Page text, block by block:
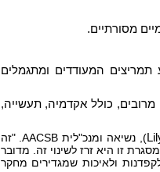
מסורתיים.
המעודדים ומתגמלים
כולל אקדמיה, תעשייה,
), נשיאה ומנכ"לית AACSB. "זה
זו היא זרז לשינוי זה. מדובר
ולאיכות שמגדירים מחקר